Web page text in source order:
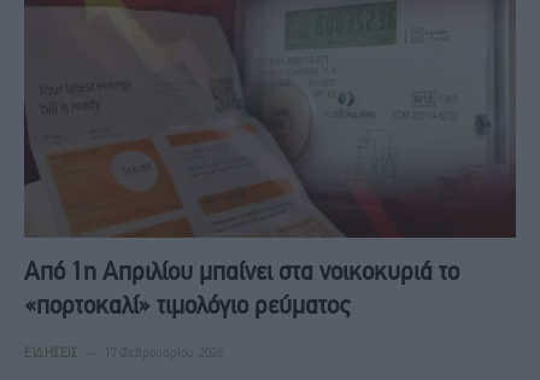
Από 1η Απριλίου μπαίνει στα νοικοκυριά το
«πορτοκαλί» τιμολόγιο ρεύματος
ΕΙΔΉΣΕΙΣ 17 Φεβρουαρίου, 2026